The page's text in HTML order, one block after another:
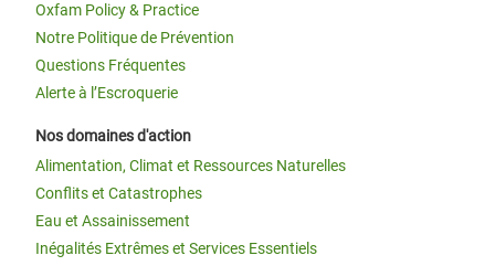
Oxfam Policy & Practice
Notre Politique de Prévention
Questions Fréquentes
Alerte à l’Escroquerie
Nos domaines d'action
Alimentation, Climat et Ressources Naturelles
Conflits et Catastrophes
Eau et Assainissement
Inégalités Extrêmes et Services Essentiels